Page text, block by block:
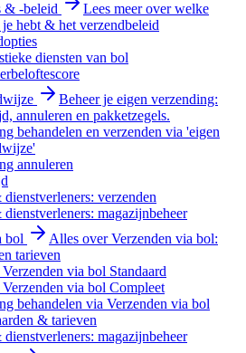
& -beleid
Lees meer over welke
hebt & het verzendbeleid
diensten van bol
Beheer je eigen verzending:
annuleren en pakketzegels.
behandelen en verzenden via 'eigen
annuleren
verzenden
magazijnbeheer
bol
Alles over Verzenden via bol:
tarieven
via bol Standaard
via bol Compleet
behandelen via Verzenden via bol
& tarieven
magazijnbeheer